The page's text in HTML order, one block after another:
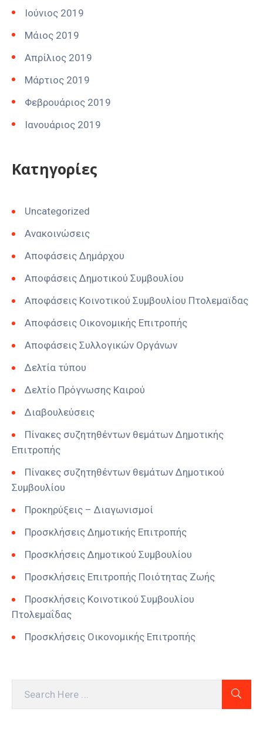
Ιούνιος 2019
Μάιος 2019
Απρίλιος 2019
Μάρτιος 2019
Φεβρουάριος 2019
Ιανουάριος 2019
Kατηγορίες
Uncategorized
Ανακοινώσεις
Αποφάσεις Δημάρχου
Αποφάσεις Δημοτικού Συμβουλίου
Αποφάσεις Κοινοτικού Συμβουλίου Πτολεμαϊδας
Αποφάσεις Οικονομικής Επιτροπής
Αποφάσεις Συλλογικών Οργάνων
Δελτία τύπου
Δελτίο Πρόγνωσης Καιρού
Διαβουλεύσεις
Πίνακες συζητηθέντων θεμάτων Δημοτικής
Επιτροπής
Πίνακες συζητηθέντων θεμάτων Δημοτικού
Συμβουλίου
Προκηρύξεις – Διαγωνισμοί
Προσκλήσεις Δημοτικής Επιτροπής
Προσκλήσεις Δημοτικού Συμβουλίου
Προσκλήσεις Επιτροπής Ποιότητας Ζωής
Προσκλήσεις Κοινοτικού Συμβουλίου
Πτολεμαΐδας
Προσκλήσεις Οικονομικής Επιτροπής